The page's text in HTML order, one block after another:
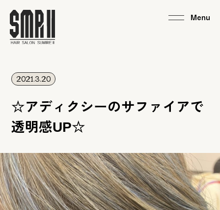
2021.3.20
☆アディクシーのサファイアで
透明感UP☆